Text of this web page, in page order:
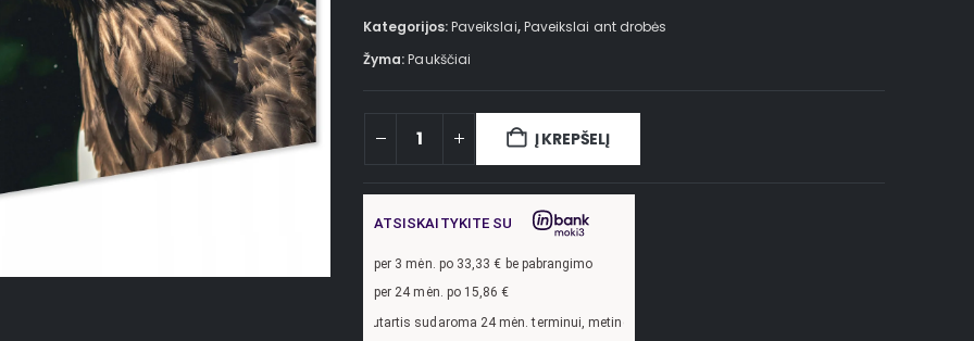
Kategorijos:Paveikslai,Paveikslai ant drobės
Žyma:Paukščiai
Į KREPŠELĮ
ATSISKAITYKITE SU
per 3 mėn. po 33,33 € be pabrangimo
per 24 mėn. po 15,86 €
€, kai sutartis sudaroma 24 mėn. terminui, metinė palūkanų norma – 13,9%, sutarties sudarymo mokestis -